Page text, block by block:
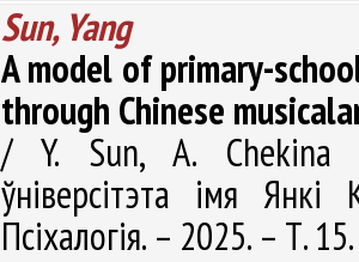
Sun, Yang
A model of primary-
through Chinese
/ Y. Sun, A. Chekina //
ўніверсітэта імя Янкі
Псіхалогія. – 2025. – Т.